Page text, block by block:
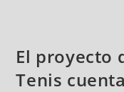
El proyecto
Tenis